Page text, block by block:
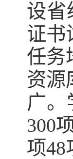
设省
证书
任务
资源
广
300
项48